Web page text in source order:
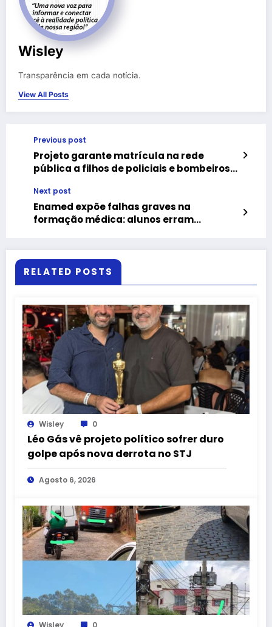
Wisley
Transparência em cada notícia.
View All Posts
Previous post
Projeto garante matrícula na rede
pública a filhos de policiais e bombeiros
Next post
Enamed expõe falhas graves na
formação médica: alunos erram
vômitos fora de controle
RELATED POSTS
Wisley 0
Léo Gás vê projeto político sofrer duro
golpe após nova derrota no STJ
Agosto 6, 2026